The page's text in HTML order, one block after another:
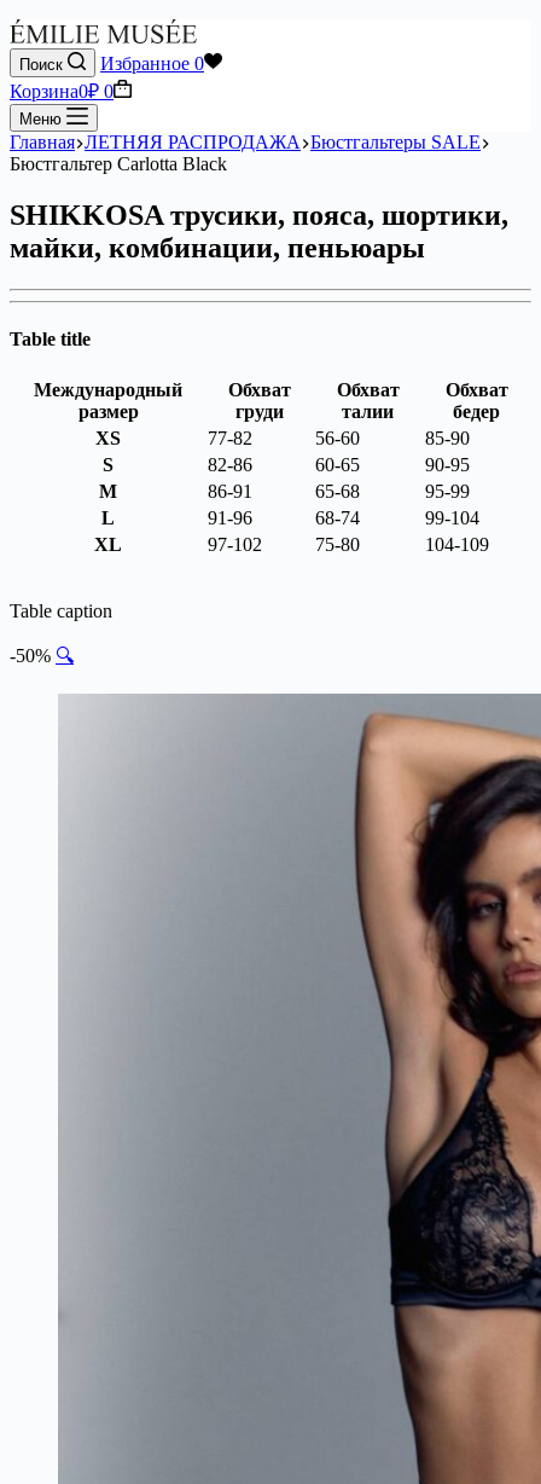
Поиск Избранное 0
Корзина0₽ 0
Меню
Главная ЛЕТНЯЯ РАСПРОДАЖА Бюстгальтеры SALE
Бюстгальтер Carlotta Black
SHIKKOSA трусики, пояса, шортики,
майки, комбинации, пеньюары
Table title
Международный
размер
Обхват
груди
Обхват
талии
Обхват
бедер
XS
77-82 56-60
85-90
S
82-86 60-65
90-95
M
86-91 65-68
95-99
L
91-96 68-74
99-104
XL
97-102 75-80 104-109
Table caption
-50% 🔍